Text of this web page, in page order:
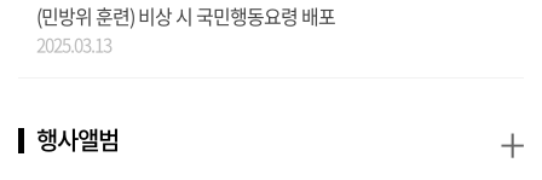
(민방위 훈련) 비상 시 국민행동요령 배포
2025.03.13
행사앨범 +